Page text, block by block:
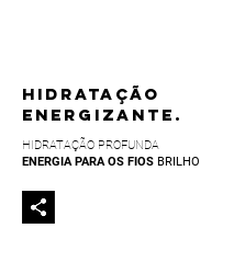
HIDRATAÇÃO
ENERGIZANTE.
HIDRATAÇÃO PROFUNDA
ENERGIA PARA OS FIOS BRILHO